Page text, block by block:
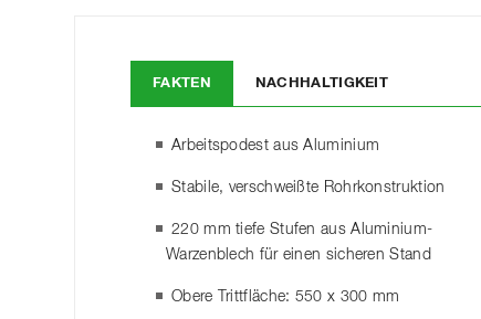
FAKTEN NACHHALTIGKEIT
Arbeitspodest aus Aluminium
Stabile, verschweißte Rohrkonstruktion
220 mm tiefe Stufen aus Aluminium-
Warzenblech für einen sicheren Stand
Obere Trittfläche: 550 x 300 mm